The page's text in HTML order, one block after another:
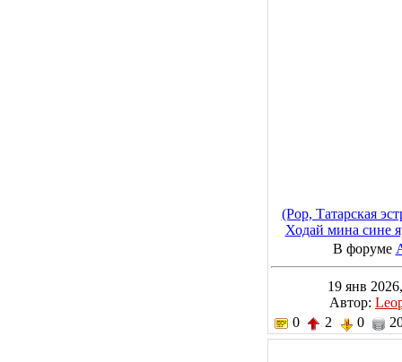
(Pop, Татарская
Ходай мина сине
MP3, 320
В форуме
19 янв
Автор:
0
2 0